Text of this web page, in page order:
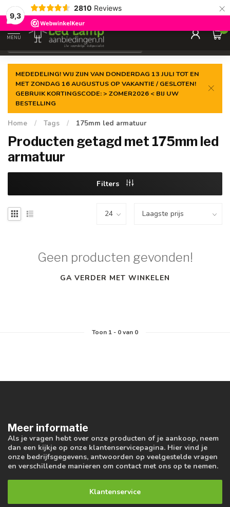
9,3
2810 Reviews ×
Gegarandeerde delaagste prijs
MENU
0
MEDEDELING! WIJ ZIJN VAN DONDERDAG 13 JULI TOT EN
MET ZONDAG 16 AUGUSTUS OP VAKANTIE / GESLOTEN!
GEBRUIK KORTINGSCODE: > ZOMER2026 < BIJ UW
BESTELLING
Home / Tags / 175mm led armatuur
Producten getagd met 175mm led
armatuur
Filters
Geen producten gevonden!
GA VERDER MET WINKELEN
Toon 1- 0van 0
Meer informatie
Als je vragen hebt over onze producten of je aankoop, neem
dan een kijkje op onze klantenservicepagina. Hier vind je
onze bedrijfsgegevens, antwoorden op veelgestelde vragen
en verschillende manieren om contact met ons op te nemen.
Klantenservice